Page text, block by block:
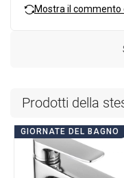
Mostra il commento
Prodotti della
GIORNATE DEL BAGNO